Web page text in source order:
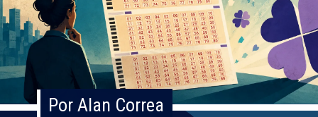
Por Alan Correa
Por Alan Correa